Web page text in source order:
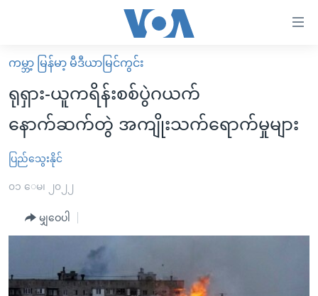
လွယ်ကူ
စေ
Link
များ
ပင်မ
ရန်
မူလစာမျက်နှာ
မြန်မာ
ကမ္ဘာ့သတင်းများ
နိုင်ငံတကာ
အစ္စရေး-ပါလက်စတိုင်း
ဗွီဒီယို
အင်္ဂလိပ်စာလေ့လာမယ်
အမေရိကန်သုံးအီဒီယံ
မကြေးမုံရဲ့ အင်္ဂလိပ်စာ
အပတ်စဉ်ကဏ္ဍများ
ရေဒီယို
ရေဒီယိုနှင့်ရုပ်သံ အချက်အလက်များ
ကမ္ဘာ့ မြန်မာ့ မီဒီယာမြင်ကွင်း
ရုရှား-ယူကရိန်းစစ်ပွဲဂယက်
နောက်ဆက်တွဲ အကျိုးသက်ရောက်မှုများ
ပြည်သွေးနိုင်
၀၁ ေမ၊ ၂၀၂၂
မျှဝေပါ